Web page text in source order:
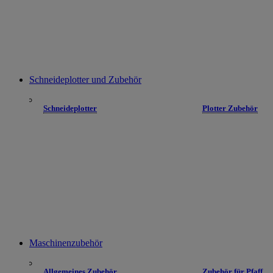
Schneideplotter und Zubehör
Schneideplotter Plotter Zubehör
Maschinenzubehör